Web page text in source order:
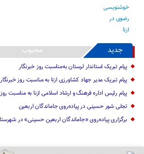
جدید محبوب
پیام تبریک استاندار لرستان به‌مناسبت روز خبرنگار
پیام تبریک مدیر جهاد کشاورزی ازنا به مناسبت روز خبرنگار
پیام رئیس اداره فرهنگ و ارشاد اسلامی ازنا به مناسبت
تجلی شور حسینی در پیاده‌روی جاماندگان اربعین
برگزاری پیاده‌روی «جاماندگان اربعین حسینی» در